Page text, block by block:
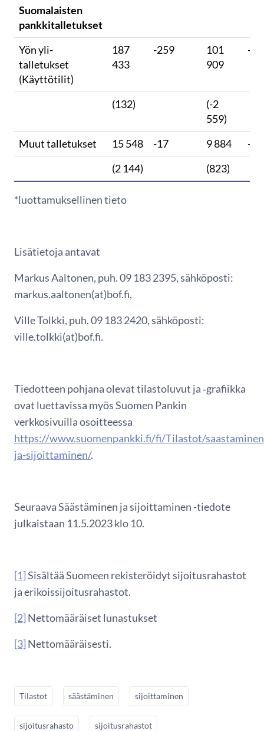
Suomalaisten
pankkitalletukset
Yön yli-
talletukset
(Käyttötilit)
187
433
-259
101
909
-26
(132)
(-2
559)
Muut talletukset
15 548 -17 9 884
-3
(2 144)
(823)
*luottamuksellinen tieto
Lisätietoja antavat
Markus Aaltonen, puh. 09 183 2395, sähköposti:
markus.aaltonen(at)bof.fi,
Ville Tolkki, puh. 09 183 2420, sähköposti:
ville.tolkki(at)bof.fi.
Tiedotteen pohjana olevat tilastoluvut ja ‑grafiikka
ovat luettavissa myös Suomen Pankin
verkkosivuilla osoitteessa
https://www.suomenpankki.fi/fi/Tilastot/
ja-sijoittaminen/.
Seuraava Säästäminen ja sijoittaminen -tiedote
julkaistaan 11.5.2023 klo 10.
[1]Sisältää Suomeen rekisteröidyt sijoitusrahastot
ja erikoissijoitusrahastot.
[2] Nettomääräiset lunastukset
[3] Nettomääräisesti.
Tilastot säästäminen sijoittaminen
sijoitusrahasto sijoitusrahastot